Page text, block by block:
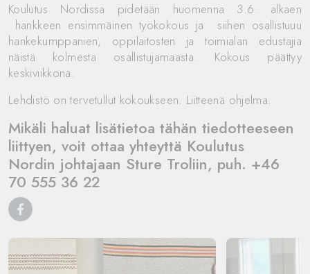
Koulutus Nordissa pidetään huomenna 3.6. alkaen
hankkeen ensimmäinen työkokous ja siihen osallistuuu
hankekumppanien, oppilaitosten ja toimialan edustajia
näistä kolmesta osallistujamaasta. Kokous päättyy
keskiviikkona.
Lehdistö on tervetullut kokoukseen. Liitteenä ohjelma.
Mikäli haluat lisätietoa tähän tiedotteeseen
liittyen, voit ottaa yhteyttä Koulutus
Nordin johtajaan Sture Troliin, puh. +46
70 555 36 22